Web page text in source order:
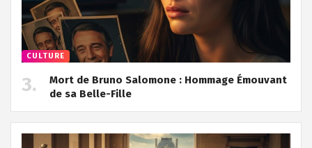
CULTURE
Mort de Bruno Salomone : Hommage Émouvant
de sa Belle-Fille